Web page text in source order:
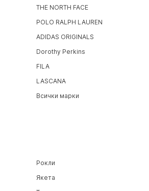
THE NORTH FACE
POLO RALPH LAUREN
ADIDAS ORIGINALS
Dorothy Perkins
FILA
LASCANA
Всички марки
Рокли
Якета